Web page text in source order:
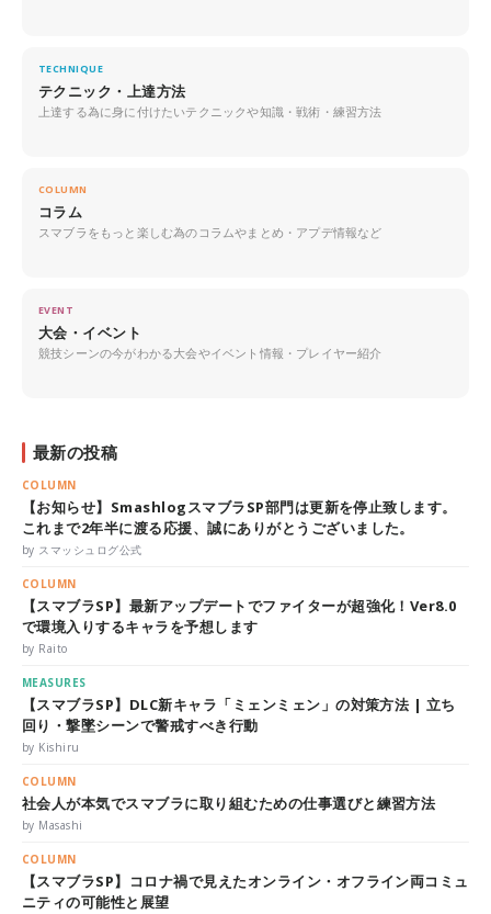
TECHNIQUE
テクニック・上達方法
上達する為に身に付けたいテクニックや知識・戦術・練習方法
COLUMN
コラム
スマブラをもっと楽しむ為のコラムやまとめ・アプデ情報など
EVENT
大会・イベント
競技シーンの今がわかる大会やイベント情報・プレイヤー紹介
最新の投稿
COLUMN
【お知らせ】SmashlogスマブラSP部門は更新を停止致します。
これまで2年半に渡る応援、誠にありがとうございました。
by スマッシュログ公式
COLUMN
【スマブラSP】最新アップデートでファイターが超強化！Ver8.0
で環境入りするキャラを予想します
by Raito
MEASURES
【スマブラSP】DLC新キャラ「ミェンミェン」の対策方法 | 立ち
回り・撃墜シーンで警戒すべき行動
by Kishiru
COLUMN
社会人が本気でスマブラに取り組むための仕事選びと練習方法
by Masashi
COLUMN
【スマブラSP】コロナ禍で見えたオンライン・オフライン両コミュ
ニティの可能性と展望